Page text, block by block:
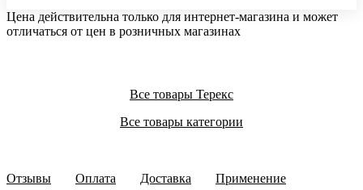
Цена действительна только для интернет-магазина и может
отличаться от цен в розничных магазинах
Все товары Терекс
Все товары категории
Отзывы Оплата Доставка Применение